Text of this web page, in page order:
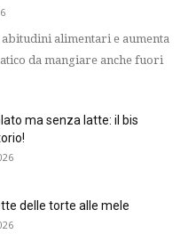
abitudini alimentari e aumenta
da mangiare anche fuori
ma senza latte: il bis
delle torte alle mele